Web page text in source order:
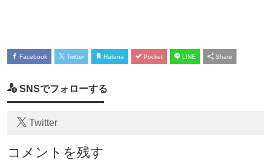
Facebook Twitter Hatena Pocket LINE Share
SNSでフォローする
Twitter
コメントを残す